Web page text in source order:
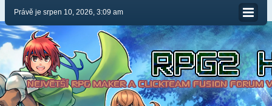
Právě je srpen 10, 2026, 3:09 am